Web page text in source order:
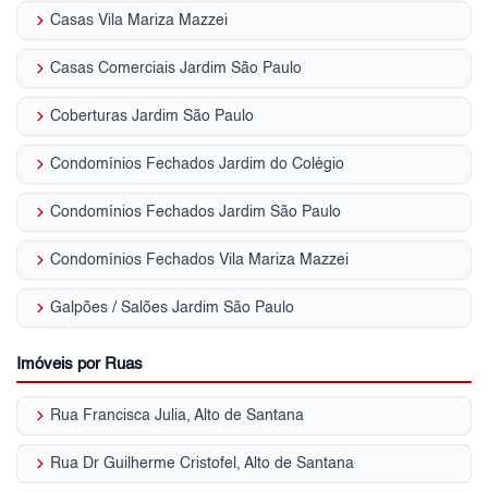
keyboard_arrow_right Casas Vila Mariza Mazzei
keyboard_arrow_right Casas Comerciais Jardim São Paulo
keyboard_arrow_right Coberturas Jardim São Paulo
keyboard_arrow_right Condomínios Fechados Jardim do Colégio
keyboard_arrow_right Condomínios Fechados Jardim São Paulo
keyboard_arrow_right Condomínios Fechados Vila Mariza Mazzei
keyboard_arrow_right Galpões / Salões Jardim São Paulo
Imóveis por Ruas
keyboard_arrow_right Rua Francisca Julia, Alto de Santana
keyboard_arrow_right Rua Dr Guilherme Cristofel, Alto de Santana